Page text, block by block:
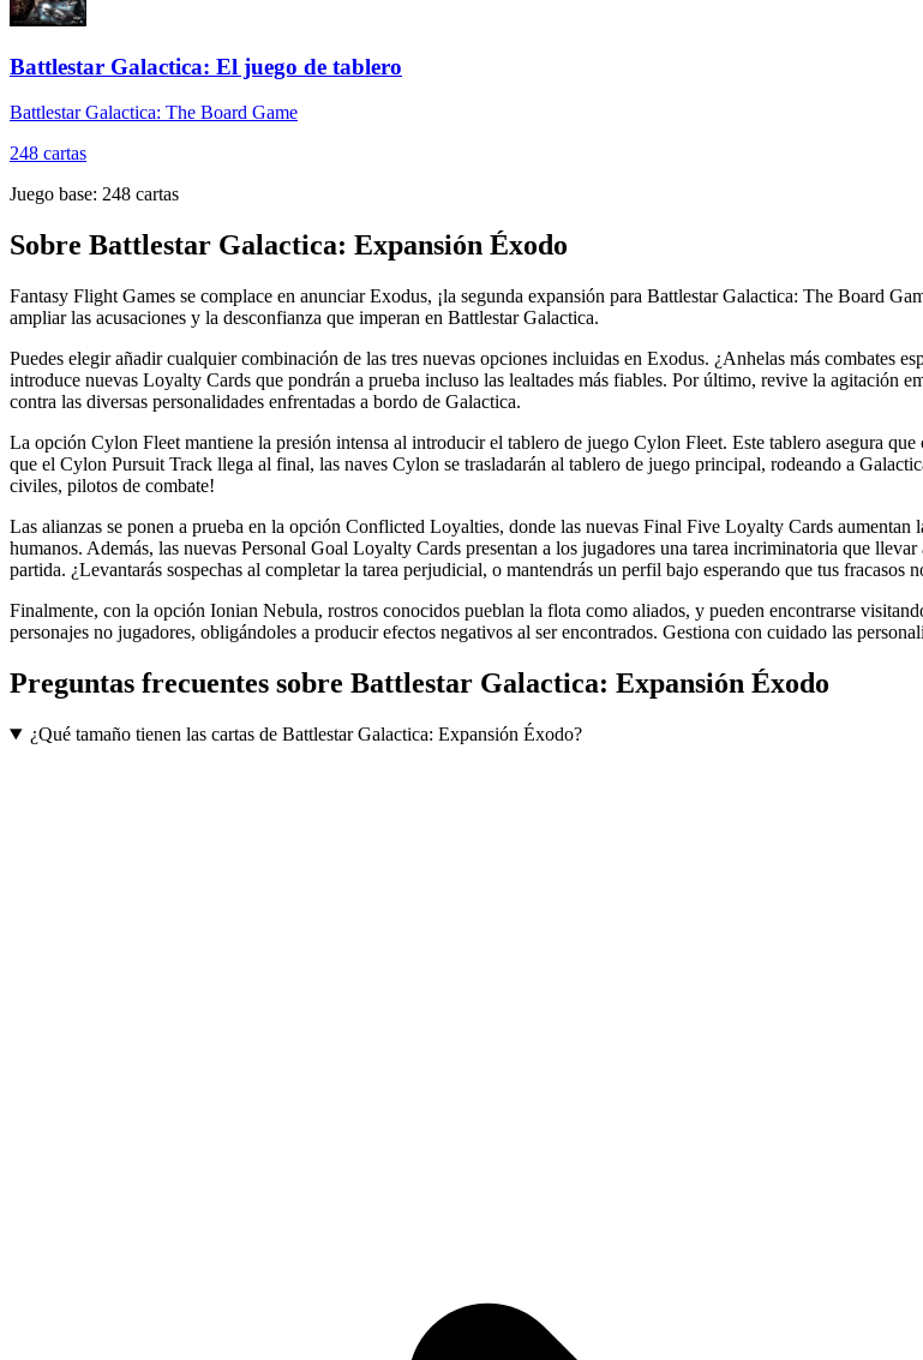
Battlestar Galactica: El juego de tablero
Battlestar Galactica: The Board Game
248 cartas
Juego base: 248 cartas
Sobre Battlestar Galactica: Expansión Éxodo
Fantasy Flight Games se complace en anunciar Exodus, ¡la segunda expansión para Battlestar Galactica: The Board
ampliar las acusaciones y la desconfianza que imperan en Battlestar Galactica.
Puedes elegir añadir cualquier combinación de las tres nuevas opciones incluidas en Exodus. ¿Anhelas más
introduce nuevas Loyalty Cards que pondrán a prueba incluso las lealtades más fiables. Por último, revive la agitación
contra las diversas personalidades enfrentadas a bordo de Galactica.
La opción Cylon Fleet mantiene la presión intensa al introducir el tablero de juego Cylon Fleet. Este tablero asegura
que el Cylon Pursuit Track llega al final, las naves Cylon se trasladarán al tablero de juego principal, rodeando a
civiles, pilotos de combate!
Las alianzas se ponen a prueba en la opción Conflicted Loyalties, donde las nuevas Final Five Loyalty Cards
humanos. Además, las nuevas Personal Goal Loyalty Cards presentan a los jugadores una tarea incriminatoria que
partida. ¿Levantarás sospechas al completar la tarea perjudicial, o mantendrás un perfil bajo esperando que tus fracasos
Finalmente, con la opción Ionian Nebula, rostros conocidos pueblan la flota como aliados, y pueden encontrarse
personajes no jugadores, obligándoles a producir efectos negativos al ser encontrados. Gestiona con cuidado las
Preguntas frecuentes sobre Battlestar Galactica: Expansión Éxodo
¿Qué tamaño tienen las cartas de Battlestar Galactica: Expansión Éxodo?